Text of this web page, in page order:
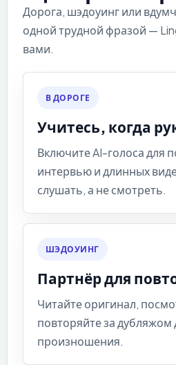
Дорога, шэдоуинг или
одной трудной фразой —
вами.
В ДОРОГЕ
Учитесь, когда
Включите AI-голоса для
интервью и длинных
слушать, а не смотреть.
ШЭДОУИНГ
Партнёр для
Читайте оригинал,
повторяйте за дубляжом
произношения.